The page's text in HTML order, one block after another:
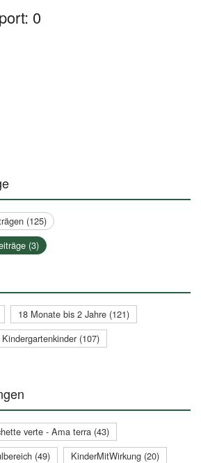
0
(125)
(3)
18 Monate bis 2 Jahre (121)
Kindergartenkinder (107)
verte - Ama terra (43)
(49)
KinderMitWirkung (20)